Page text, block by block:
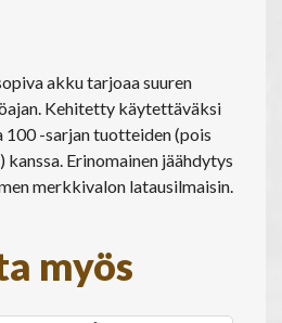
akku tarjoaa suuren
Kehitetty käytettäväksi
-sarjan tuotteiden (pois
Erinomainen jäähdytys
merkkivalon latausilmaisin.
myös